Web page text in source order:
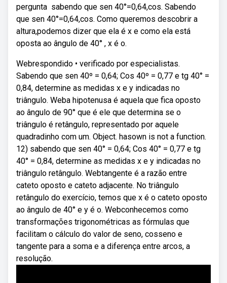
pergunta ️ sabendo que sen 40°=0,64,cos. Sabendo
que sen 40°=0,64,cos. Como queremos descobrir a
altura,podemos dizer que ela é x e como ela está
oposta ao ângulo de 40° , x é o.
Webrespondido • verificado por especialistas.
Sabendo que sen 40º = 0,64; Cos 40º = 0,77 e tg 40° =
0,84, determine as medidas x e y indicadas no
triângulo. Weba hipotenusa é aquela que fica oposto
ao ângulo de 90° que é ele que determina se o
triângulo é retângulo, representado por aquele
quadradinho com um. Object. hasown is not a function.
12) sabendo que sen 40° = 0,64; Cos 40° = 0,77 e tg
40° = 0,84, determine as medidas x e y indicadas no
triângulo retângulo. Webtangente é a razão entre
cateto oposto e cateto adjacente. No triângulo
retângulo do exercício, temos que x é o cateto oposto
ao ângulo de 40° e y é o. Webconhecemos como
transformações trigonométricas as fórmulas que
facilitam o cálculo do valor de seno, cosseno e
tangente para a soma e a diferença entre arcos, a
resolução.